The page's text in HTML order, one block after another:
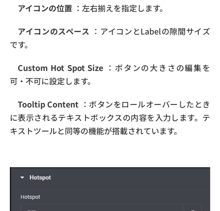
アイコンの位置 ：左右揃えを指定します。
アイコンのスペース ：アイコンとLabelの隙間サイズ
です。
Custom Hot Spot Size ：ボタンの大きさの編集を
可・不可に設定します。
Tooltip Content ：ボタンをロールオーバーしたとき
に表示されるテキストボックスの内容を入力します。テ
キストツールと同等の機能が搭載されています。